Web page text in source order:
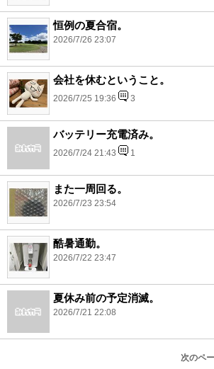
恒例の夏合宿。
2026/7/26 23:07
会社を休むということ。
2026/7/25 19:36 3
バッテリー充電済み。
2026/7/24 21:43 1
また一周回る。
2026/7/23 23:54
酷暑通勤。
2026/7/22 23:47
夏休み前の予定消滅。
2026/7/21 22:08
次のペ